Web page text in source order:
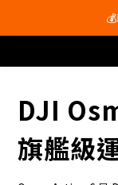
會
會
DJI
旗艦級